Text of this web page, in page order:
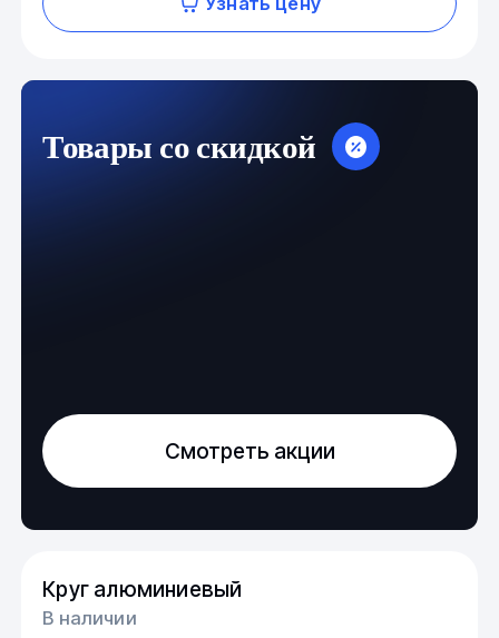
Товары со скидкой
Смотреть акции
Круг алюминиевый
В наличии